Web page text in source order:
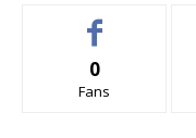
0
Fans